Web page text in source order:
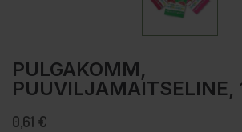
PULGAKOMM,
PUUVILJAMAITSELINE,
0,61 €